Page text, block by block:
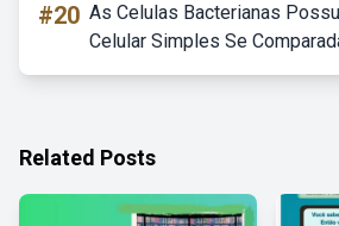
#20 As Celulas Bacterianas
Celular Simples Se
Related Posts